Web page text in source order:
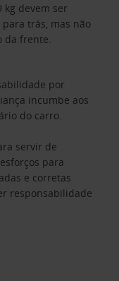
kg devem ser
trás, mas não
da frente.
por
incumbe aos
do carro.
servir de
para
e corretas
responsabilidade